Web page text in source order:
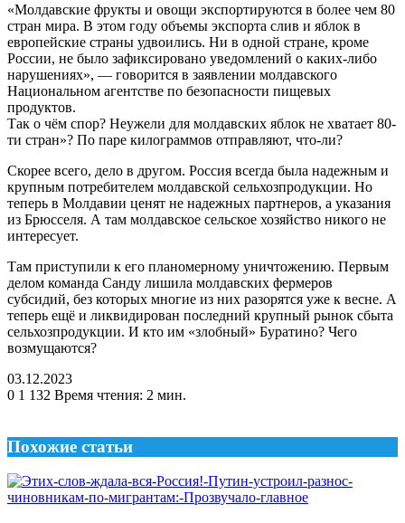
«Молдавские фрукты и овощи экспортируются в более чем 80
стран мира. В этом году объемы экспорта слив и яблок в
европейские страны удвоились. Ни в одной стране, кроме
России, не было зафиксировано уведомлений о каких-либо
нарушениях», — говорится в заявлении молдавского
Национальном агентстве по безопасности пищевых
продуктов.
Так о чём спор? Неужели для молдавских яблок не хватает 80-
ти стран»? По паре килограммов отправляют, что-ли?
Скорее всего, дело в другом. Россия всегда была надежным и
крупным потребителем молдавской сельхозпродукции. Но
теперь в Молдавии ценят не надежных партнеров, а указания
из Брюсселя. А там молдавское сельское хозяйство никого не
интересует.
Там приступили к его планомерному уничтожению. Первым
делом команда Санду лишила молдавских фермеров
субсидий, без которых многие из них разорятся уже к весне. А
теперь ещё и ликвидирован последний крупный рынок сбыта
сельхозпродукции. И кто им «злобный» Буратино? Чего
возмущаются?
03.12.2023
0 1 132 Время чтения: 2 мин.
Похожие статьи